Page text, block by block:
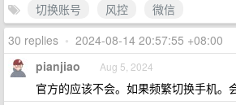
切换账号
风控
微信
30 replies • 2024-08-14 20:57:55 +08:00
pianjiao Aug 5, 2024
官方的应该不会。如果频繁切换手机。